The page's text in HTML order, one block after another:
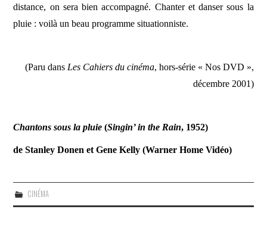
distance, on sera bien accompagné. Chanter et danser sous la
pluie : voilà un beau programme situationniste.
(Paru dans Les Cahiers du cinéma, hors-série « Nos DVD »,
décembre 2001)
Chantons sous la pluie (Singin’ in the Rain, 1952)
de Stanley Donen et Gene Kelly (Warner Home Vidéo)
CINÉMA